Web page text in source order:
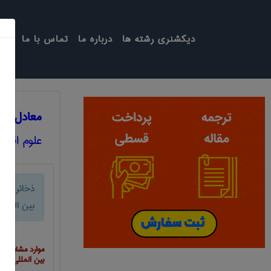
تماس با ما درباره ما دیکشنری رشته ها
معادل
علوم
ذخائر
بین
موارد مشابه
بین المللی